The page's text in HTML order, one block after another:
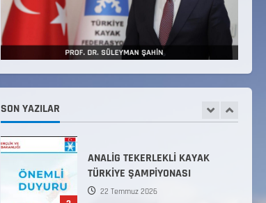
SON YAZILAR
12 Temmuz 2026
Millî Savunma Bakanlığı Kara,
Deniz ve Hava Kuvvetleri
Komutanlıklarına 2026 Yılı
(2026-2 Dönem) Sporcu Branşı
Sözleşmeli Er Temini Başvuruları
Başlamıştır.
2
ANALİG TEKERLEKLİ KAYAK
TÜRKİYE ŞAMPİYONASI